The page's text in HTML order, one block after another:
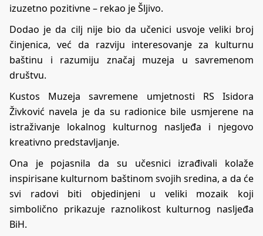
izuzetno pozitivne – rekao je Šljivo.
Dodao je da cilj nije bio da učenici usvoje veliki broj
činjenica, već da razviju interesovanje za kulturnu
baštinu i razumiju značaj muzeja u savremenom
društvu.
Kustos Muzeja savremene umjetnosti RS Isidora
Živković navela je da su radionice bile usmjerene na
istraživanje lokalnog kulturnog nasljeđa i njegovo
kreativno predstavljanje.
Ona je pojasnila da su učesnici izrađivali kolaže
inspirisane kulturnom baštinom svojih sredina, a da će
svi radovi biti objedinjeni u veliki mozaik koji
simbolično prikazuje raznolikost kulturnog nasljeđa
BiH.